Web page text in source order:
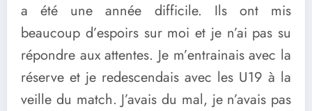
a été une année difficile. Ils ont mis
beaucoup d’espoirs sur moi et je n’ai pas su
répondre aux attentes. Je m’entrainais avec la
réserve et je redescendais avec les U19 à la
veille du match. J’avais du mal, je n’avais pas